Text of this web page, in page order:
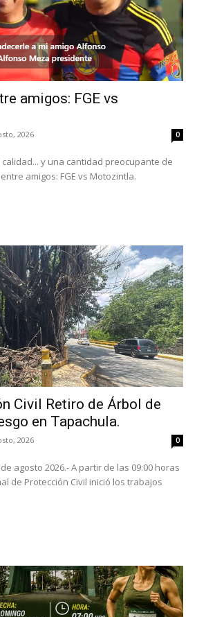
amigos: FGE vs
2026 0
y una cantidad preocupante de
amigos: FGE vs Motozintla.
Civil Retiro de Árbol de
en Tapachula.
2026 0
agosto 2026.- A partir de las 09:00 horas
de Protección Civil inició los trabajos